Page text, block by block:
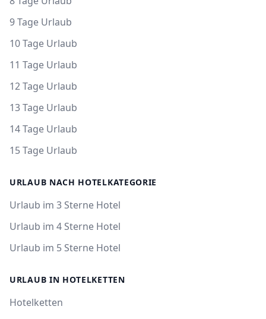
9 Tage Urlaub
10 Tage Urlaub
11 Tage Urlaub
12 Tage Urlaub
13 Tage Urlaub
14 Tage Urlaub
15 Tage Urlaub
URLAUB NACH HOTELKATEGORIE
Urlaub im 3 Sterne Hotel
Urlaub im 4 Sterne Hotel
Urlaub im 5 Sterne Hotel
URLAUB IN HOTELKETTEN
Hotelketten